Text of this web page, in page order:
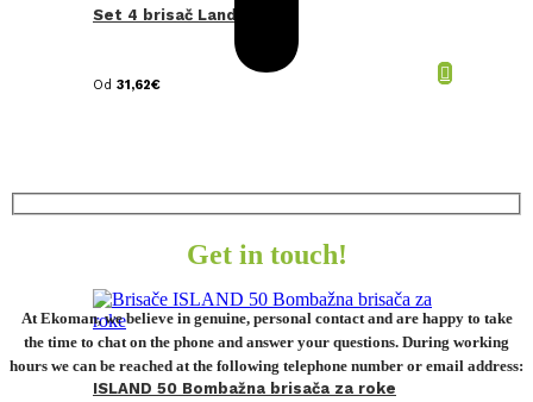
Set 4 brisač Landro
Od 31,62€
ISLAND 50 Bombažna brisača za roke
Get in touch!
At Ekoman, we believe in genuine, personal contact and are happy to take
the time to chat on the phone and answer your questions. During working
hours we can be reached at the following telephone number or email address: